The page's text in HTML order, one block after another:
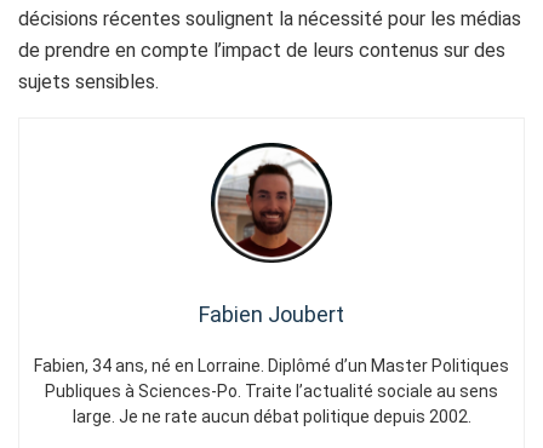
décisions récentes soulignent la nécessité pour les médias
de prendre en compte l’impact de leurs contenus sur des
sujets sensibles.
Fabien Joubert
Fabien, 34 ans, né en Lorraine. Diplômé d’un Master Politiques
Publiques à Sciences-Po. Traite l’actualité sociale au sens
large. Je ne rate aucun débat politique depuis 2002.